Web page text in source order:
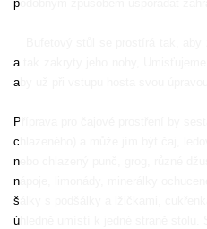
podobným způsobem uspořádat
Bufetový stůl se prostírá tak,
a tak zakryty jeho nohy,
aby už při vstupu hosta svou úpravou
Příprava pro čajové prostření by
chlazeného) a může jím být čaj,
nebo chlazený punč, grog, různé
nápoje, limo­nády, minerálky
šálky s podšálky a lžičkami,
úhledně umístí k jedné straně stolu.